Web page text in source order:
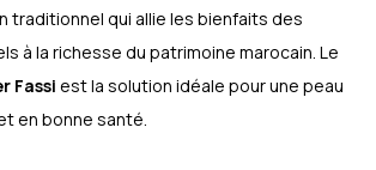
traditionnel qui allie les bienfaits des
à la richesse du patrimoine marocain. Le
Fassi est la solution idéale pour une peau
en bonne santé.